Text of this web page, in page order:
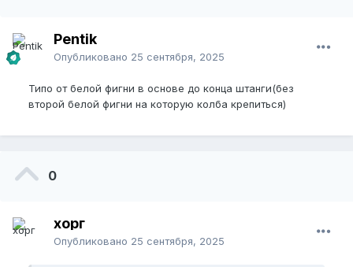
Pentik
Опубликовано 25 сентября, 2025
Типо от белой фигни в основе до конца штанги(без
второй белой фигни на которую колба крепиться)
0
хорг
Опубликовано 25 сентября, 2025